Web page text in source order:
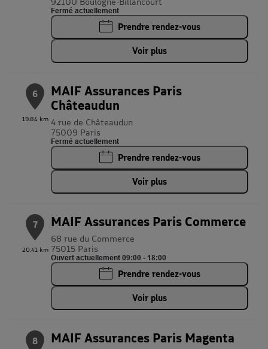
Fermé actuellement
Prendre rendez-vous
Voir plus
6
19.84 km
MAIF Assurances Paris
Châteaudun
4 rue de Châteaudun
75009 Paris
Fermé actuellement
Prendre rendez-vous
Voir plus
7
20.41 km
MAIF Assurances Paris Commerce
68 rue du Commerce
75015 Paris
Ouvert actuellement 09:00 - 18:00
Prendre rendez-vous
Voir plus
8 MAIF Assurances Paris Magenta